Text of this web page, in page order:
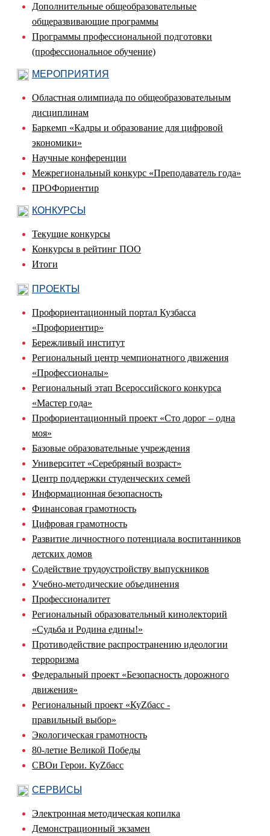
Дополнительные общеобразовательные
общеразвивающие программы
Программы профессиональной подготовки
(профессиональное обучение)
МЕРОПРИЯТИЯ
Областная олимпиада по общеобразовательным
дисциплинам
Баркемп «Кадры и образование для цифровой
экономики»
Научные конференции
Межрегиональный конкурс «Преподаватель года»
ПРОФориентир
КОНКУРСЫ
Текущие конкурсы
Конкурсы в рейтинг ПОО
Итоги
ПРОЕКТЫ
Профориентационный портал Кузбасса
«Профориентир»
Бережливый институт
Региональный центр чемпионатного движения
«Профессионалы»
Региональный этап Всероссийского конкурса
«Мастер года»
Профориентационный проект «Сто дорог – одна
моя»
Базовые образовательные учреждения
Университет «Серебряный возраст»
Центр поддержки студенческих семей
Информационная безопасность
Финансовая грамотность
Цифровая грамотность
Развитие личностного потенциала воспитанников
детских домов
Содействие трудоустройству выпускников
Учебно-методические объединения
Профессионалитет
Региональный образовательный кинолекторий
«Судьба и Родина едины!»
Противодействие распространению идеологии
терроризма
Федеральный проект «Безопасность дорожного
движения»
Региональный проект «КуZбасс -
правильный выбор»
Экологическая грамотность
80-летие Великой Победы
СВОи Герои. КуZбасс
СЕРВИСЫ
Электронная методическая копилка
Демонстрационный экзамен